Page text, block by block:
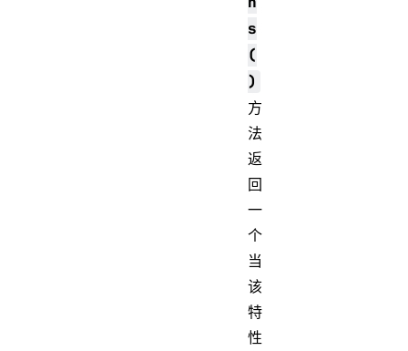
s
(
)
方
法
返
回
一
个
当
该
特
性